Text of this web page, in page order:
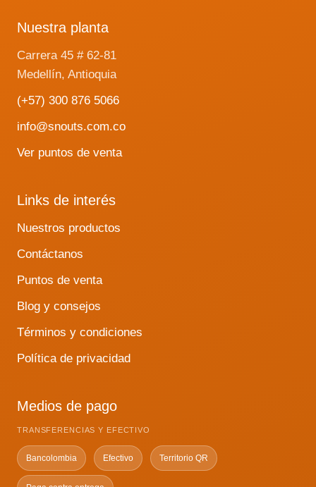
Nuestra planta
Carrera 45 # 62-81
Medellín, Antioquia
(+57) 300 876 5066
info@snouts.com.co
Ver puntos de venta
Links de interés
Nuestros productos
Contáctanos
Puntos de venta
Blog y consejos
Términos y condiciones
Política de privacidad
Medios de pago
TRANSFERENCIAS Y EFECTIVO
Bancolombia Efectivo Territorio QR